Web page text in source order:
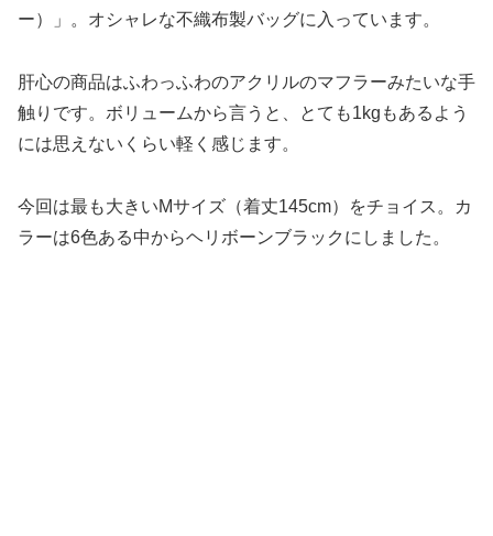
ー）」。オシャレな不織布製バッグに入っています。
肝心の商品はふわっふわのアクリルのマフラーみたいな手
触りです。ボリュームから言うと、とても1kgもあるよう
には思えないくらい軽く感じます。
今回は最も大きいMサイズ（着丈145cm）をチョイス。カ
ラーは6色ある中からヘリボーンブラックにしました。